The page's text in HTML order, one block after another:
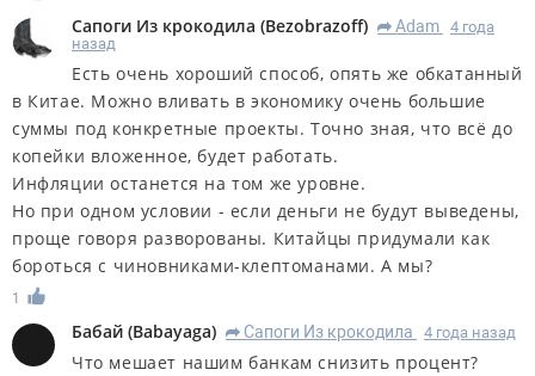
Сапоги Из крокодила (Bezobrazoff) R Adam 4 года
назад
Есть очень хороший способ, опять же обкатанный
в Китае. Можно вливать в экономику очень большие
суммы под конкретные проекты. Точно зная, что всё до
копейки вложенное, будет работать.
Инфляции останется на том же уровне.
Но при одном условии - если деньги не будут выведены,
проще говоря разворованы. Китайцы придумали как
бороться с чиновниками-клептоманами. А мы?
1
Бабай (Babayaga) R Сапоги Из крокодила 4 года назад
Что мешает нашим банкам снизить процент?